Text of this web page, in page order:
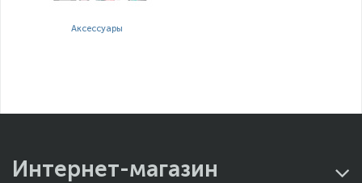
Аксессуары
Интернет-магазин